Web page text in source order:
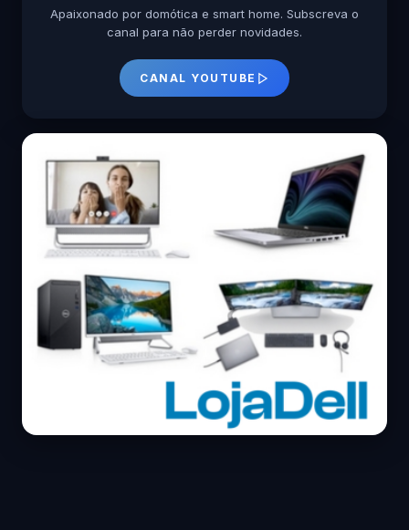
Apaixonado por domótica e smart home. Subscreva o
canal para não perder novidades.
CANAL YOUTUBE